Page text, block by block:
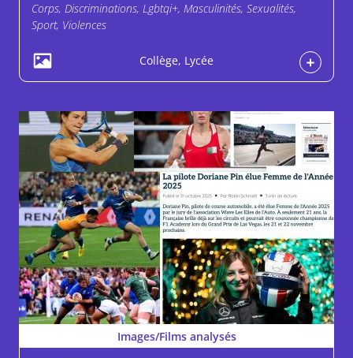
Corps, Discriminations, Lgbtqi+, Masculinités, Sexualités,
Sport, Violences
Collège, Lycée
Images/Films analysés